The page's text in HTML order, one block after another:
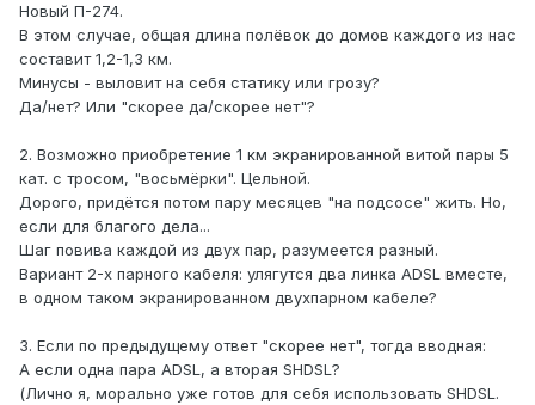
Новый П-274.
В этом случае, общая длина полёвок до домов каждого из нас
составит 1,2-1,3 км.
Минусы - выловит на себя статику или грозу?
Да/нет? Или "скорее да/скорее нет"?
2. Возможно приобретение 1 км экранированной витой пары 5
кат. с тросом, "восьмёрки". Цельной.
Дорого, придётся потом пару месяцев "на подсосе" жить. Но,
если для благого дела...
Шаг повива каждой из двух пар, разумеется разный.
Вариант 2-х парного кабеля: улягутся два линка ADSL вместе,
в одном таком экранированном двухпарном кабеле?
3. Если по предыдущему ответ "скорее нет", тогда вводная:
А если одна пара ADSL, а вторая SHDSL?
(Лично я, морально уже готов для себя использовать SHDSL.